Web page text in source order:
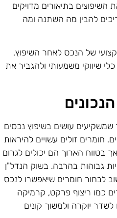
בתיאורים מדויקים
להבין מה השתנה ומה
של הנכס לאחר השיפוץ.
שיווקי משמעותי ולהגביר את
עושים בשיפוץ נכסים
זולים עשויים להיראות
הארוך הם יכולים לגרום
גבוהות בהרבה. בשוק הנדל"ן
לבחור חומרים שיאפשרו לנכס
כמו ריצוף פרקט, קרמיקה
לשדר יוקרה ולמשוך קונים